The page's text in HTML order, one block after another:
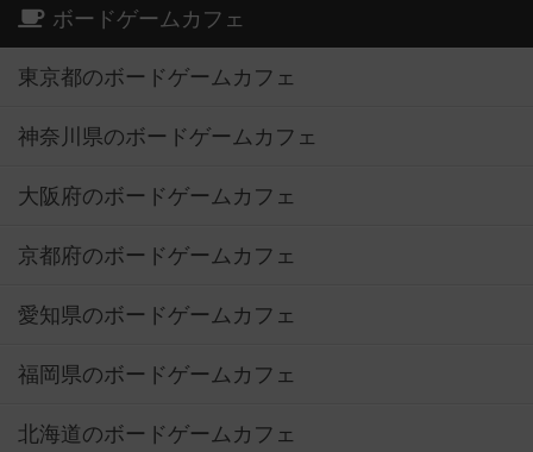
ボードゲームカフェ
東京都のボードゲームカフェ
神奈川県のボードゲームカフェ
大阪府のボードゲームカフェ
京都府のボードゲームカフェ
愛知県のボードゲームカフェ
福岡県のボードゲームカフェ
北海道のボードゲームカフェ